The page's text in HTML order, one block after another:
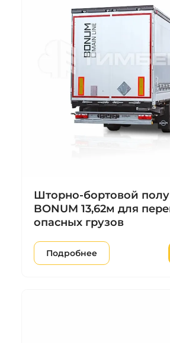
Шторно-бортовой
BONUM 13,62м для
опасных грузов
Подробнее